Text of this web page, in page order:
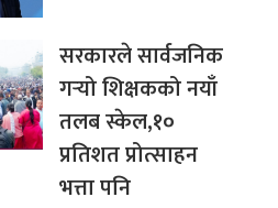
सरकारले सार्वजनिक
गर्‍यो शिक्षकको नयाँ
तलब स्केल,१०
प्रतिशत प्रोत्साहन
भत्ता पनि